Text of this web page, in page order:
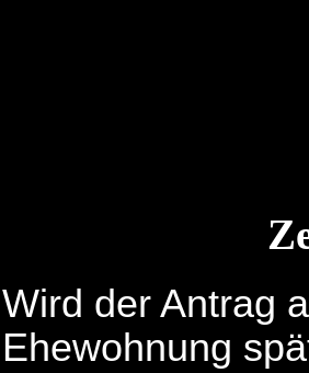
Wird der Antrag
Ehewohnung